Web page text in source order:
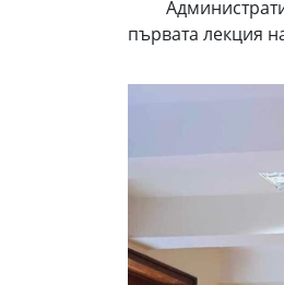
първата лекция